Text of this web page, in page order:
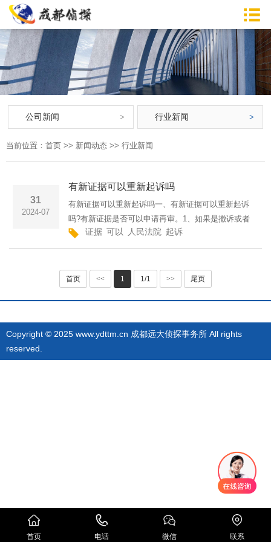
公司新闻 行业新闻
当前位置： 首页 >> 新闻动态 >> 行业新闻
31
2024-07
有新证据可以重新起诉吗
有新证据可以重新起诉吗一、有新证据可以重新起诉
吗?有新证据是否可以申请再审。1、如果是撤诉或者
驳回起诉，可以重新起诉，但如果是判决结案，就不
能再次起诉，只能申请再审了。2、当事人有新的证据
证据 可以 人民法院 起诉
首页 << 1 1/1 >> 尾页
Copyright © 2025 www.ydttm.cn 成都远大侦探事务所 All rights
reserved.
首页 电话 微信 联系